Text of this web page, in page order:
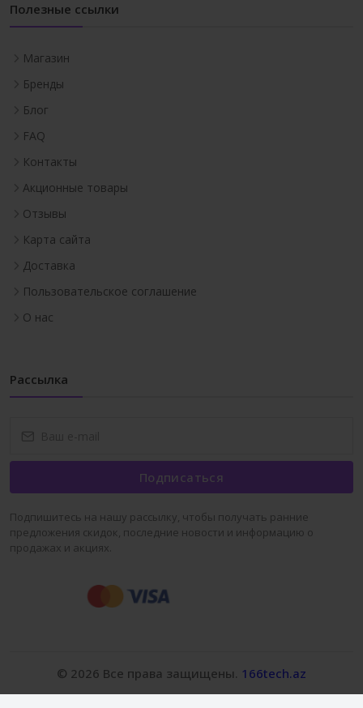
Полезные ссылки
Магазин
Бренды
Блог
FAQ
Контакты
Акционные товары
Отзывы
Карта сайта
Доставка
Пользовательское соглашение
О нас
Рассылка
Подписаться
Подпишитесь на нашу рассылку, чтобы получать ранние
предложения скидок, последние новости и информацию о
продажах и акциях.
© 2026 Все права защищены. 166tech.az